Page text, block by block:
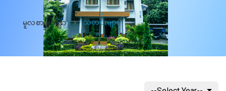
မူလစာမျက်နှာ သတင်းများ